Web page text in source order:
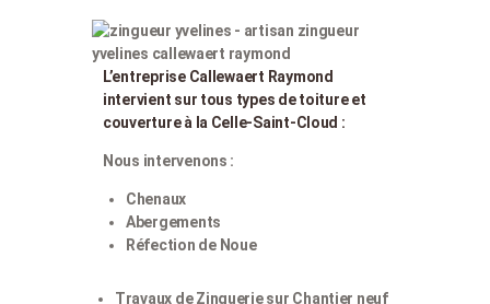
L’entreprise Callewaert Raymond
intervient sur tous types de toiture et
couverture à la Celle-Saint-Cloud :
Nous intervenons :
Chenaux
Abergements
Réfection de Noue
Travaux de Zinguerie sur Chantier neuf